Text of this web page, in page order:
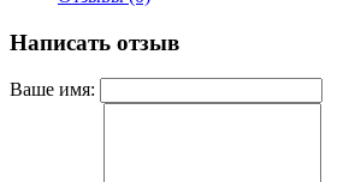
Написать отзыв
Ваше имя: